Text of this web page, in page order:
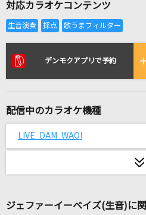
全国りれ
リアルタイムで歌わ
[生音]僕のこと
[生音]恥ずかしいか青春は
対応カラオケコンテンツ
デンモクアプリで予約
配信中のカラオケ機種
LIVE DAM WAO!
ジェファーイーベイズ(生音)に